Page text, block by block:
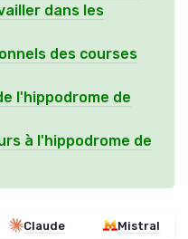
dans les
des courses
l'hippodrome de
à l'hippodrome de
Claude Mistral